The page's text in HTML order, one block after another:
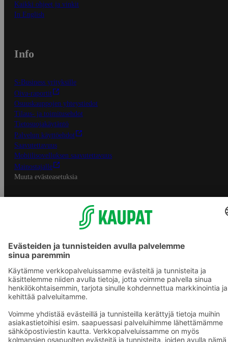
Kaikki ohjeet ja vinkit
In English
Info
S-Business yrityksille
Oiva-raportit
Osuuskauppojen yhteystiedot
Tilaus- ja toimitusehdot
Tietosuojakäytäntö
Palvelun käyttöehdot
Saavutettavuus
Mobiilisovelluksen saavutettavuus
Mainostajalle
Muuta evästeasetuksia
S-ryhmän palvelut
S-ryhmä
Asiakasomistajuus
Yhteishyvä Ruoka -sovellus
S-ostoslista -sovellus
Prisma.fi
Sokos.fi
S-Pankki
Yhteishyvä
Sokos Hotels